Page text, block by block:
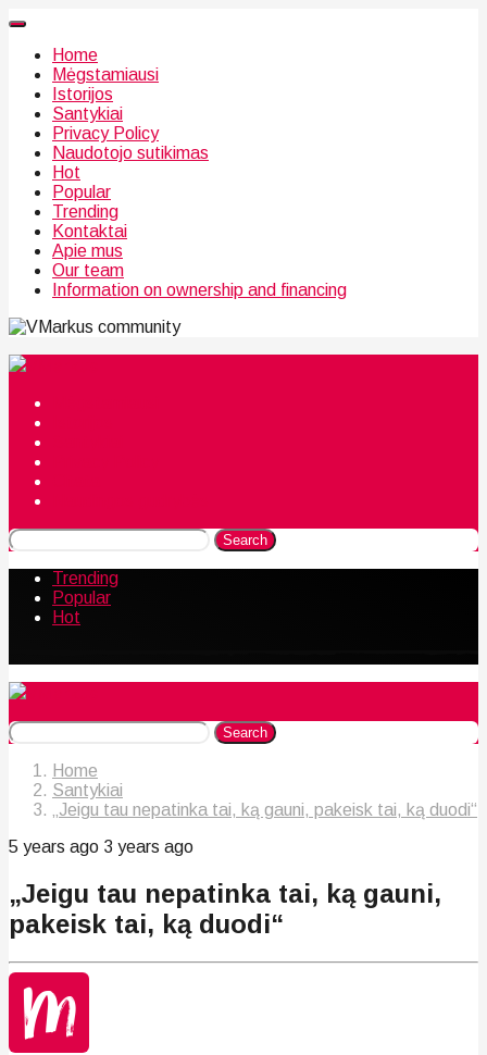
Home
Mėgstamiausi
Istorijos
Santykiai
Privacy Policy
Naudotojo sutikimas
Hot
Popular
Trending
Kontaktai
Apie mus
Our team
Information on ownership and financing
community
Search
Trending
Popular
Hot
Search
Home
Santykiai
„Jeigu tau nepatinka tai, ką gauni, pakeisk tai, ką duodi“
5 years ago 3 years ago
„Jeigu tau nepatinka tai, ką gauni,
pakeisk tai, ką duodi“